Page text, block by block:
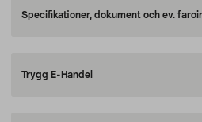
Specifikationer, dokument och ev.
Trygg E-Handel